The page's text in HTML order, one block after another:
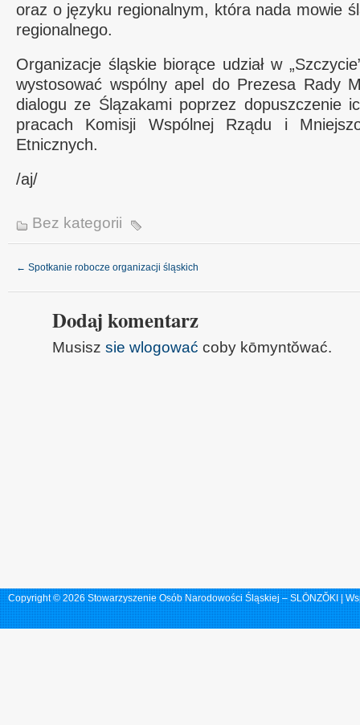
oraz o języku regionalnym, która nada mowie
regionalnego.
Organizacje śląskie biorące udział w
wystosować wspólny apel do Prezesa Rady
dialogu ze Ślązakami poprzez dopuszczenie
pracach Komisji Wspólnej Rządu i
Etnicznych.
/aj/
Bez kategorii
← Spotkanie robocze organizacji śląskich
Dodaj komentarz
Musisz sie wlogować coby kōmyntŏwać.
Copyright © 2026 Stowarzyszenie Osób Narodowości Śląskiej – SLŌNZŎKI |